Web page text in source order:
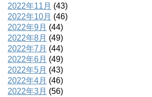
2022年11月 (43)
2022年10月 (46)
2022年9月 (44)
2022年8月 (49)
2022年7月 (44)
2022年6月 (49)
2022年5月 (43)
2022年4月 (46)
2022年3月 (56)